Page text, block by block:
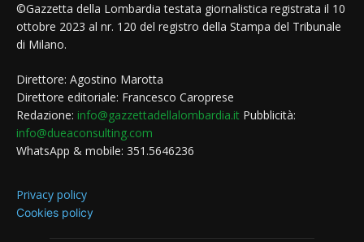
©Gazzetta della Lombardia testata giornalistica registrata il 10
ottobre 2023 al nr. 120 del registro della Stampa del Tribunale
di Milano.
Direttore: Agostino Marotta
Direttore editoriale: Francesco Caroprese
Redazione: info@gazzettadellalombardia.it Pubblicità:
info@dueaconsulting.com
WhatsApp & mobile: 351.5646236
Privacy policy
Cookies policy